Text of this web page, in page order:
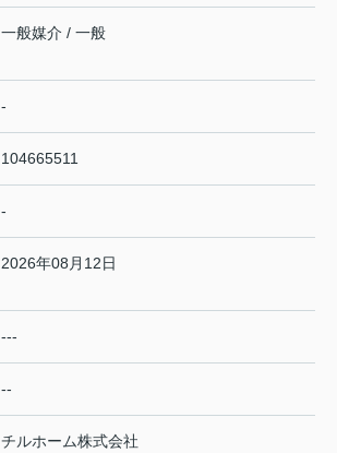
一般媒介 / 一般
-
104665511
-
2026年08月12日
---
--
チルホーム株式会社